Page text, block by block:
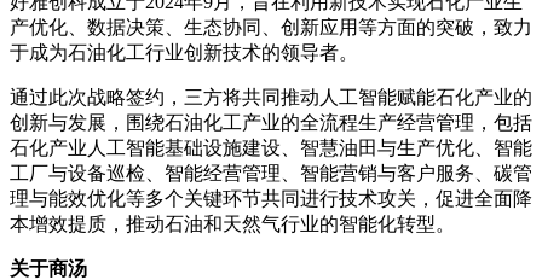
产优化、数据决策、生态协同、创新应用等方面的突破，致力
于成为石油化工行业创新技术的领导者。
通过此次战略签约，三方将共同推动人工智能赋能石化产业的
创新与发展，围绕石油化工产业的全流程生产经营管理，包括
石化产业人工智能基础设施建设、智慧油田与生产优化、智能
工厂与设备巡检、智能经营管理、智能营销与客户服务、碳管
理与能效优化等多个关键环节共同进行技术攻关，促进全面降
本增效提质，推动石油和天然气行业的智能化转型。
关于商汤